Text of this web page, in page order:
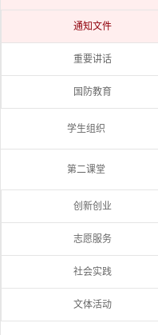
通知文件
重要讲话
国防教育
学生组织
第二课堂
创新创业
志愿服务
社会实践
文体活动